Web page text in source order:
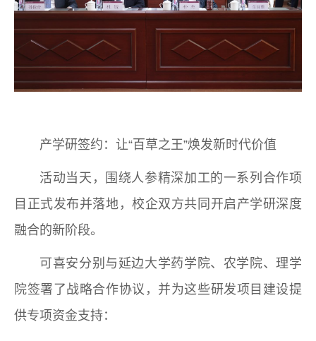
产学研签约：让“百草之王”焕发新时代价值
活动当天，围绕人参精深加工的一系列合作项
目正式发布并落地，校企双方共同开启产学研深度
融合的新阶段。
可喜安分别与延边大学药学院、农学院、理学
院签署了战略合作协议，并为这些研发项目建设提
供专项资金支持：